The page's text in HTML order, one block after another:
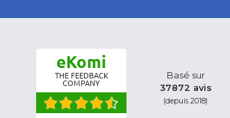
eKomi
THE FEEDBACK
COMPANY
Basé sur
37872 avis
(depuis 2018)